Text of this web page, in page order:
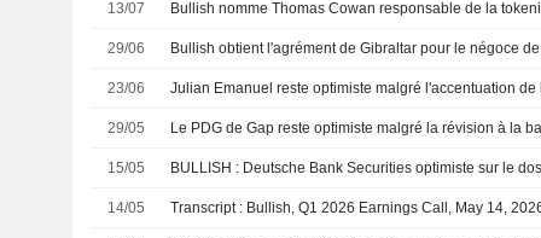
13/07 Bullish nomme Thomas Cowan responsable de la
29/06 Bullish obtient l'agrément de Gibraltar pour le négoce
23/06
29/05
15/05 BULLISH : Deutsche Bank Securities optimiste sur le
14/05 Transcript : Bullish, Q1 2026 Earnings Call, May 14,